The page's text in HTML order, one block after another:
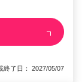
了日： 2027/05/07